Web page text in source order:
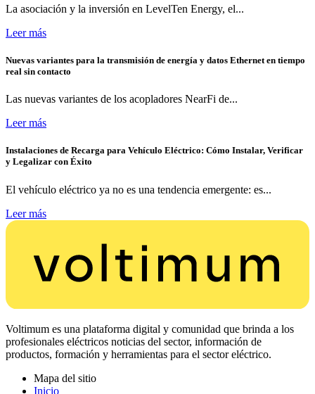
La asociación y la inversión en LevelTen Energy, el...
Leer más
Nuevas variantes para la transmisión de energía y datos Ethernet en tiempo
real sin contacto
Las nuevas variantes de los acopladores NearFi de...
Leer más
Instalaciones de Recarga para Vehículo Eléctrico: Cómo Instalar, Verificar
y Legalizar con Éxito
El vehículo eléctrico ya no es una tendencia emergente: es...
Leer más
Voltimum es una plataforma digital y comunidad que brinda a los
profesionales eléctricos noticias del sector, información de
productos, formación y herramientas para el sector eléctrico.
Mapa del sitio
Inicio